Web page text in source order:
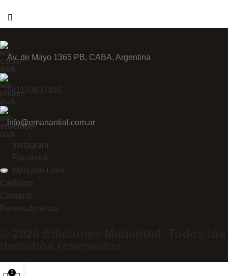
Av. de Mayo 1365 PB, CABA, Argentina
541143837350
info@emanantial.com.ar
Instagram
Facebook
Mercado Libre
Catálogo
Contacto
Puntos de venta
0